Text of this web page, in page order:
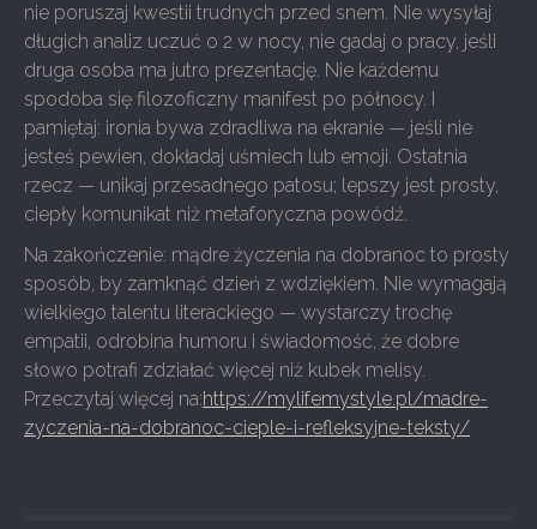
nie poruszaj kwestii trudnych przed snem. Nie wysyłaj
długich analiz uczuć o 2 w nocy, nie gadaj o pracy, jeśli
druga osoba ma jutro prezentację. Nie każdemu
spodoba się filozoficzny manifest po północy. I
pamiętaj: ironia bywa zdradliwa na ekranie — jeśli nie
jesteś pewien, dokładaj uśmiech lub emoji. Ostatnia
rzecz — unikaj przesadnego patosu; lepszy jest prosty,
ciepły komunikat niż metaforyczna powódź.
Na zakończenie: mądre życzenia na dobranoc to prosty
sposób, by zamknąć dzień z wdziękiem. Nie wymagają
wielkiego talentu literackiego — wystarczy trochę
empatii, odrobina humoru i świadomość, że dobre
słowo potrafi zdziałać więcej niż kubek melisy.
Przeczytaj więcej na:https://mylifemystyle.pl/madre-
zyczenia-na-dobranoc-cieple-i-refleksyjne-teksty/